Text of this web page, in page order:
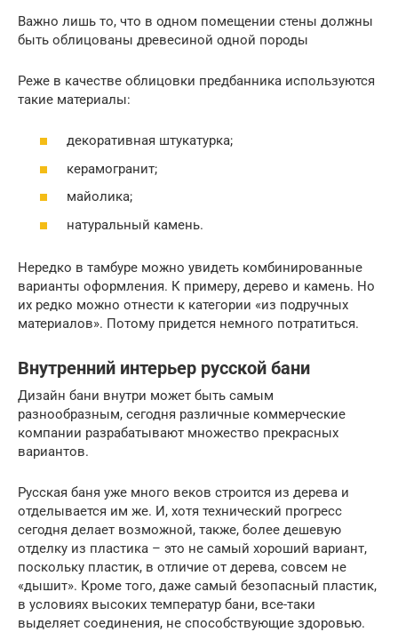
Важно лишь то, что в одном помещении стены должны
быть облицованы древесиной одной породы
Реже в качестве облицовки предбанника используются
такие материалы:
декоративная штукатурка;
керамогранит;
майолика;
натуральный камень.
Нередко в тамбуре можно увидеть комбинированные
варианты оформления. К примеру, дерево и камень. Но
их редко можно отнести к категории «из подручных
материалов». Потому придется немного потратиться.
Внутренний интерьер русской бани
Дизайн бани внутри может быть самым
разнообразным, сегодня различные коммерческие
компании разрабатывают множество прекрасных
вариантов.
Русская баня уже много веков строится из дерева и
отделывается им же. И, хотя технический прогресс
сегодня делает возможной, также, более дешевую
отделку из пластика – это не самый хороший вариант,
поскольку пластик, в отличие от дерева, совсем не
«дышит». Кроме того, даже самый безопасный пластик,
в условиях высоких температур бани, все-таки
выделяет соединения, не способствующие здоровью.